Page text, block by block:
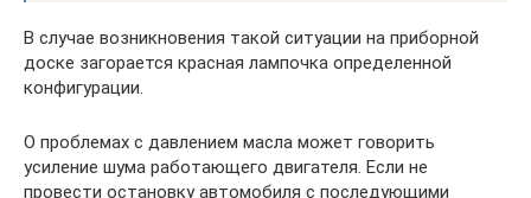
В случае возникновения такой ситуации на приборной
доске загорается красная лампочка определенной
конфигурации.
О проблемах с давлением масла может говорить
усиление шума работающего двигателя. Если не
провести остановку автомобиля с последующими